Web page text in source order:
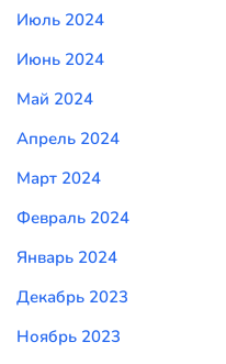
Июль 2024
Июнь 2024
Май 2024
Апрель 2024
Март 2024
Февраль 2024
Январь 2024
Декабрь 2023
Ноябрь 2023